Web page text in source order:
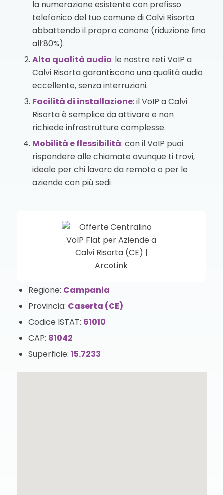
la numerazione esistente con prefisso
telefonico del tuo comune di Calvi Risorta
abbattendo il proprio canone (riduzione fino
all’80%).
Alta qualità audio: le nostre reti VoIP a
Calvi Risorta garantiscono una qualità audio
eccellente, senza interruzioni.
Facilità di installazione: il VoIP a Calvi
Risorta è semplice da attivare e non
richiede infrastrutture complesse.
Mobilità e flessibilità: con il VoIP puoi
rispondere alle chiamate ovunque ti trovi,
ideale per chi lavora da remoto o per le
aziende con più sedi.
Regione: Campania
Provincia: Caserta (CE)
Codice ISTAT: 61010
CAP: 81042
Superficie: 15.7233